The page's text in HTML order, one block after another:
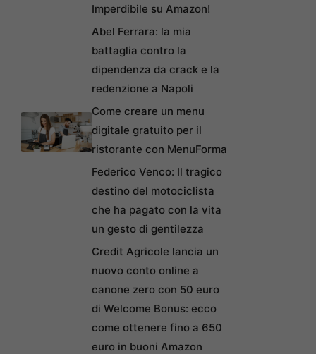
Imperdibile su Amazon!
Abel Ferrara: la mia
battaglia contro la
dipendenza da crack e la
redenzione a Napoli
Come creare un menu
digitale gratuito per il
ristorante con MenuForma
Federico Venco: Il tragico
destino del motociclista
che ha pagato con la vita
un gesto di gentilezza
Credit Agricole lancia un
nuovo conto online a
canone zero con 50 euro
di Welcome Bonus: ecco
come ottenere fino a 650
euro in buoni Amazon